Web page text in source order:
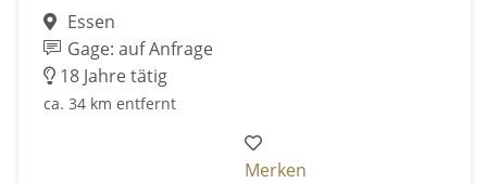
Essen
Gage: auf Anfrage
18 Jahre tätig
ca. 34 km entfernt
Merken